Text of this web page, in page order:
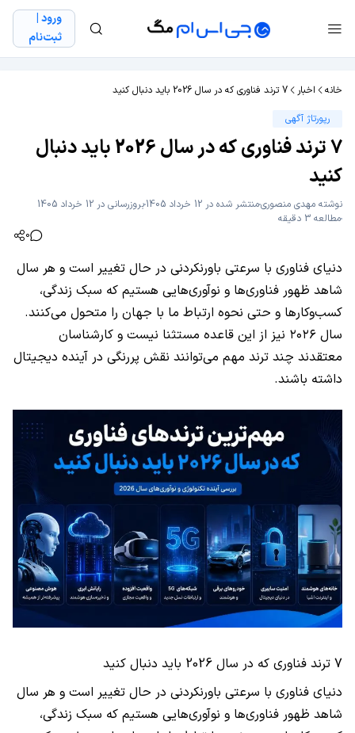
ورود |
ثبت‌نام
خانه اخبار
7 ترند فناوری که در سال 2026 باید دنبال کنید
رپورتاژ آگهی
7 ترند فناوری که در سال 2026 باید دنبال
کنید
نوشته مهدی منصوریمنتشر شده در 12 خرداد 1405
بروزرسانی در 12 خرداد 1405
مطالعه 3 دقیقه
0
دنیای فناوری با سرعتی باورنکردنی در حال تغییر است و هر سال
شاهد ظهور فناوری‌ها و نوآوری‌هایی هستیم که سبک زندگی،
کسب‌وکارها و حتی نحوه ارتباط ما با جهان را متحول می‌کنند.
سال ۲۰۲۶ نیز از این قاعده مستثنا نیست و کارشناسان
معتقدند چند ترند مهم می‌توانند نقش پررنگی در آینده دیجیتال
داشته باشند.
7 ترند فناوری که در سال 2026 باید دنبال کنید
دنیای فناوری با سرعتی باورنکردنی در حال تغییر است و هر سال
شاهد ظهور فناوری‌ها و نوآوری‌هایی هستیم که سبک زندگی،